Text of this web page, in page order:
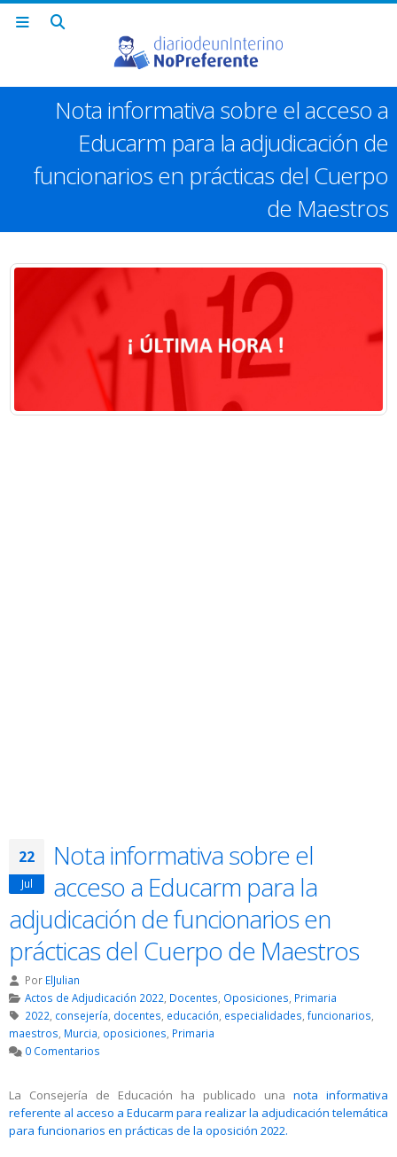
Nota informativa sobre el acceso a
Educarm para la adjudicación de
funcionarios en prácticas del Cuerpo
de Maestros
22
Jul
Nota informativa sobre el
acceso a Educarm para la
adjudicación de funcionarios en
prácticas del Cuerpo de Maestros
Por ElJulian
Actos de Adjudicación 2022 Docentes Oposiciones Primaria
2022, consejería, docentes, educación, especialidades, funcionarios,
maestros, Murcia, oposiciones, Primaria
0 Comentarios
La Consejería de Educación ha publicado una nota informativa
referente al acceso a Educarm para realizar la adjudicación telemática
para funcionarios en prácticas de la oposición 2022.